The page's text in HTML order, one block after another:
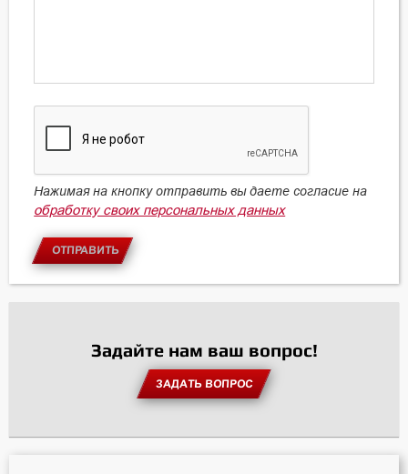
Нажимая на кнопку отправить вы даете согласие на
обработку своих персональных данных
ОТПРАВИТЬ
Задайте нам ваш вопрос!
ЗАДАТЬ ВОПРОС